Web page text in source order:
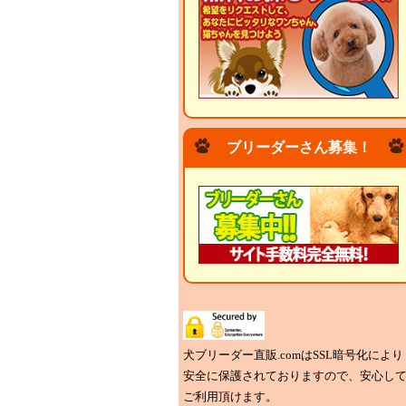
ブリーダーさん募集！
犬ブリーダー直販.comはSSL暗号化により
安全に保護されておりますので、安心して
ご利用頂けます。